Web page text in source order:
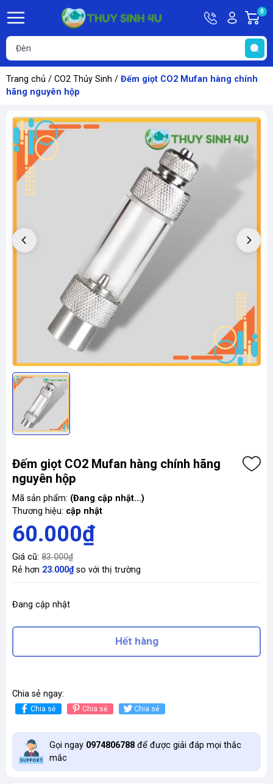
HotlineTài
khoản
Hello,
Khách
0
Trang chủ / CO2 Thủy Sinh / Đếm giọt CO2 Mufan hàng chính
hãng nguyên hộp
Đếm giọt CO2 Mufan hàng chính hãng
nguyên hộp
Mã sản phẩm: (Đang cập nhật...)
Thương hiệu: cập nhật
60.000₫
Giá cũ: 83.000₫
Rẻ hơn 23.000₫so với thị trường
Đang cập nhật
Hết hàng
Chia sẻ ngay:
Chia sẻ Chia sẻ Chia sẻ
Gọi ngay 0974806788 để được giải đáp mọi thắc
mắc